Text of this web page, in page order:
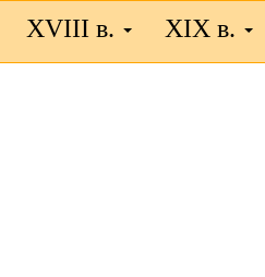
XVIII в. XIX в.